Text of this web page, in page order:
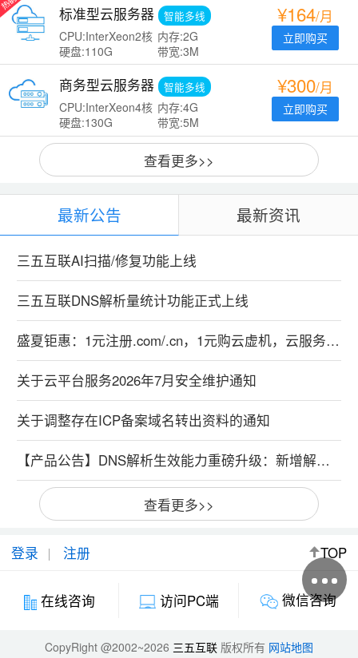
标准型云服务器 智能多线
CPU:InterXeon2核 内存:2G
硬盘:110G
带宽:3M
¥164/月
立即购买
商务型云服务器 智能多线
CPU:InterXeon4核 内存:4G
硬盘:130G
带宽:5M
¥300/月
立即购买
查看更多>>
最新公告 最新资讯
三五互联AI扫描/修复功能上线
三五互联DNS解析量统计功能正式上线
盛夏钜惠：1元注册.com/.cn，1元购云虚机，云服务器特惠99元！
关于云平台服务2026年7月安全维护通知
关于调整存在ICP备案域名转出资料的通知
【产品公告】DNS解析生效能力重磅升级：新增解析实时生效，修改解析秒级生效
查看更多>>
登录 注册 TOP
在线咨询 访问PC端 微信咨询
CopyRight @2002~2026 三五互联 版权所有 网站地图